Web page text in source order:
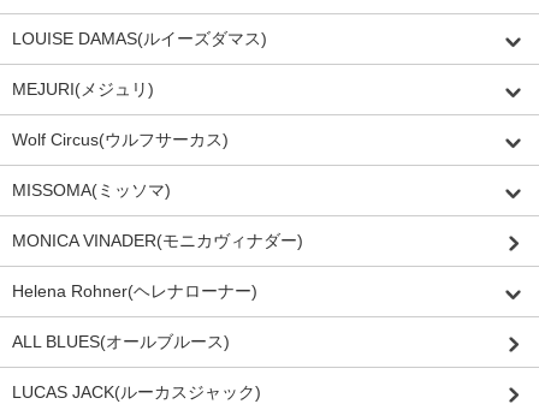
LOUISE DAMAS(ルイーズダマス)
MEJURI(メジュリ)
Wolf Circus(ウルフサーカス)
MISSOMA(ミッソマ)
MONICA VINADER(モニカヴィナダー)
Helena Rohner(ヘレナローナー)
ALL BLUES(オールブルース)
LUCAS JACK(ルーカスジャック)